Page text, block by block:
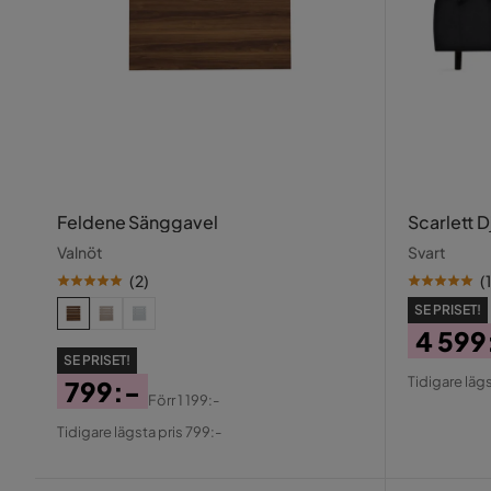
Feldene Sänggavel
Valnöt
(2)
SE PRISET!
Pris
799:-
Original
Förr1 199:-
Tidigare lägsta pris 799:-
Scarlett
Svart
(1
SE PRISET!
Pris
4
Tidigare